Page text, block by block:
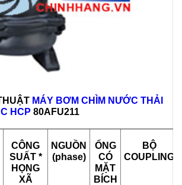
MÁY BƠM CHÌM NƯỚC THẢI
HCP 80AFU211
CÔNG
SUẤT *
HỌNG
XÃ
NGUỒN
(phase)
ỐNG
CÓ
MẶT
BÍCH
BỘ
COUPLING